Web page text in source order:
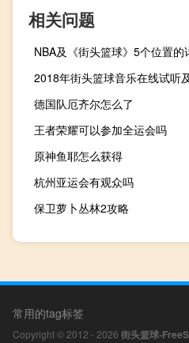
相关问题
NBA及《街头篮球》5个位置的
2018年街头篮球音乐在线试听
德国队厄齐尔怎么了
王者荣耀可以参加全运会吗
原神鱼耶怎么获得
杭州亚运会有观众吗
保卫萝卜丛林2攻略
常用的tag标签
Copyright © 2012 - 2026 街头篮球-